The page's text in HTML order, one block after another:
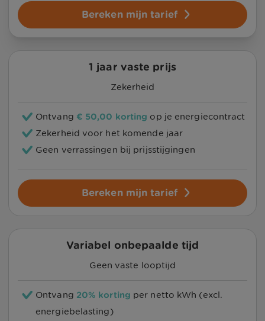
Bereken mijn tarief
1 jaar vaste prijs
Zekerheid
Ontvang € 50,00 korting op je energiecontract
Zekerheid voor het komende jaar
Geen verrassingen bij prijsstijgingen
Bereken mijn tarief
Variabel onbepaalde tijd
Geen vaste looptijd
Ontvang 20% korting per netto kWh (excl.
energiebelasting)